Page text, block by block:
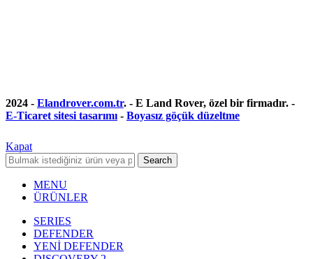
2024 - Elandrover.com.tr. - E Land Rover, özel bir firmadır. -
E-Ticaret sitesi tasarımı- Boyasız göçük düzeltme
Kapat
Search
MENU
ÜRÜNLER
SERIES
DEFENDER
YENİ DEFENDER